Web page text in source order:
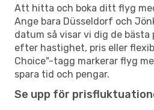
Att hitta och boka ditt flyg
Ange bara Düsseldorf och
datum så visar vi dig de bästa
efter hastighet, pris eller
Choice"-tagg markerar flyg
spara tid och pengar.
Se upp för